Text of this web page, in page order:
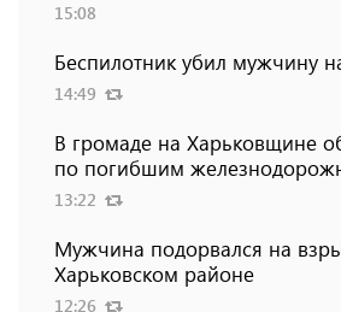
15:08
Беспилотник убил мужчину
14:49
В громаде на Харьковщине
по погибшим
13:22
Мужчина подорвался на
Харьковском районе
12:26